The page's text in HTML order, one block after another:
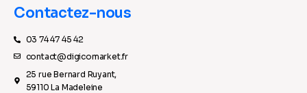
Contactez-nous
03 74 47 45 42
contact@digicomarket.fr
25 rue Bernard Ruyant,
59110 La Madeleine